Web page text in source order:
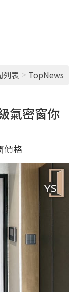
列表 > TopNews
氣密窗你
價格